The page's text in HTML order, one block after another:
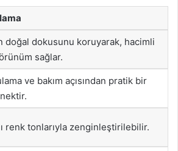
doğal dokusunu koruyarak, hacimli
sağlar.
ve bakım açısından pratik bir
renk tonlarıyla zenginleştirilebilir.